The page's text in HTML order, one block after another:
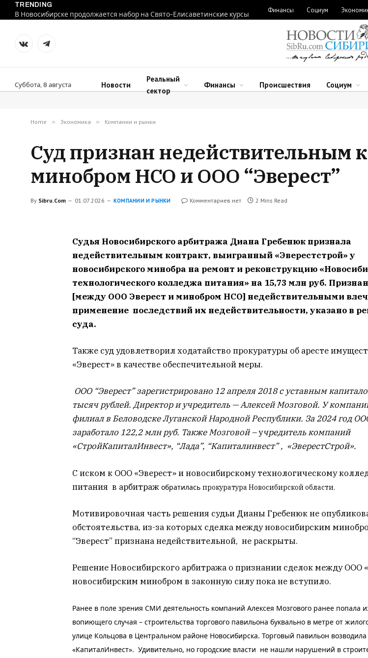
TRENDING
В Новосибирске продолжается набор на Свято-Елисаветинские курсы
Финансы Социум
VKontakteTelegram
Суббота, 8 августа Новости
Реальный
сектор
Финансы Происшествия Социум
Home » Экономика » Компании и рынки
Суд признан недействительным
минобром НСО и ООО “Эверест”
By Sibru.Com 01.07.2026 КОМПАНИИ И РЫНКИ Комментариев нет 2 Mins Read
Судья Новосибирского арбитража Диана Гребенюк признала
недействительным контракт, выигранный «Эверестстрой» у
новосибирского минобра на ремонт и реконструкцию
технологического колледжа питания» на 15,73 млн руб.
[между ООО Эверест и минобром НСО] недействительными
применение последствий их недействительности, указано в
суда.
Также суд удовлетворил ходатайство прокуратуры об аресте
«Эверест» в качестве обеспечительной меры.
ООО “Эверест” зарегистрировано 12 апреля 2018 с уставным
тысяч рублей. Директор и учредитель — Алексей Мозговой. У
филиал в Беловодске Луганской Народной Республики. За 2024 год
заработало 122,2 млн руб. Также Мозговой –учредитель компаний
«СтройКапиталИнвест», “Лада”, “Капиталинвест” , «ЭверестСтрой».
С иском к ООО «Эверест» и новосибирскому технологическому
питания в арбитраж обратилась прокуратура Новосибирской области.
Мотивировочная часть решения судьи Дианы Гребенюк не
обстоятельства, из-за которых сделка между новосибирским
“Эверест” признана недействительной, не раскрыты.
Решение Новосибирского арбитража о признании сделок между ООО
новосибирским минобром в законную силу пока не вступило.
Ранее в поле зрения СМИ деятельность компаний Алексея Мозгового ранее попала
вопиющего случая – строительства торгового павильона буквально в метре от
улице Кольцова в Центральном районе Новосибирска. Торговый павильон
«КапиталИнвест». Удивительно, но городские власти не нашли нарушений в